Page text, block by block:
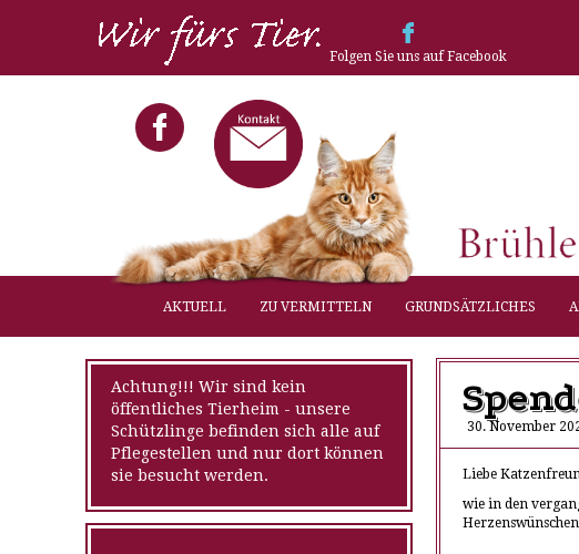
Folgen Sie uns auf Facebook
AKTUELL ZU VERMITTELN GRUNDSÄTZLICHES
Achtung!!! Wir sind kein
öffentliches Tierheim - unsere
Schützlinge befinden sich alle auf
Pflegestellen und nur dort können
sie besucht werden.
30. November
Liebe
wie in den